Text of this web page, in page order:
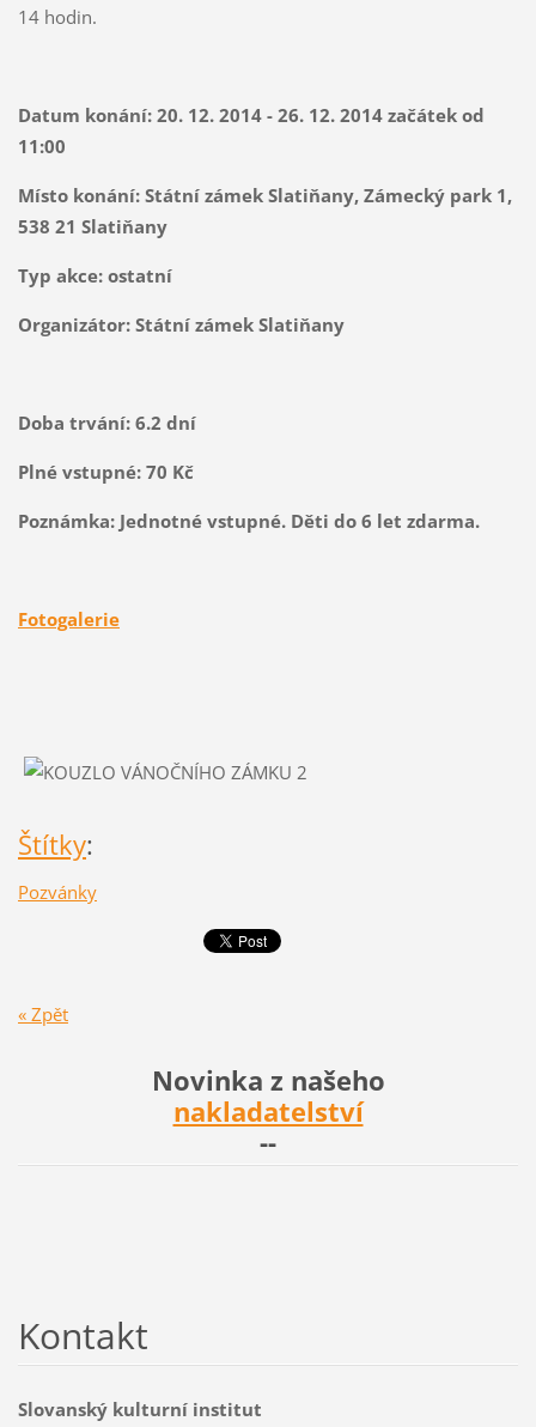
14 hodin.
Datum konání: 20. 12. 2014 - 26. 12. 2014 začátek od
11:00
Místo konání: Státní zámek Slatiňany, Zámecký park 1,
538 21 Slatiňany
Typ akce: ostatní
Organizátor: Státní zámek Slatiňany
Doba trvání: 6.2 dní
Plné vstupné: 70 Kč
Poznámka: Jednotné vstupné. Děti do 6 let zdarma.
Fotogalerie
Štítky:
Pozvánky
« Zpět
Novinka z našeho
nakladatelství
--
Kontakt
Slovanský kulturní institut